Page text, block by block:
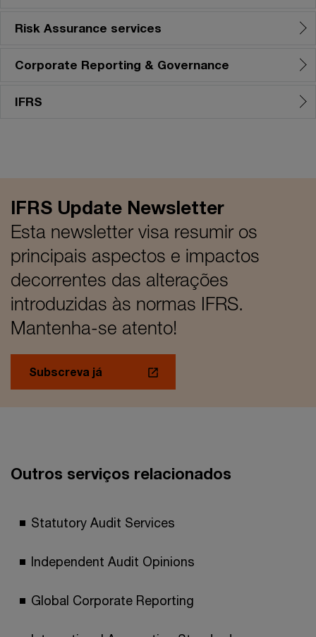
Risk Assurance services
Corporate Reporting & Governance
IFRS
IFRS Update Newsletter
Esta newsletter visa resumir os
principais aspectos e impactos
decorrentes das alterações
introduzidas às normas IFRS.
Mantenha-se atento!
Subscreva já
Outros serviços relacionados
Statutory Audit Services
Independent Audit Opinions
Global Corporate Reporting